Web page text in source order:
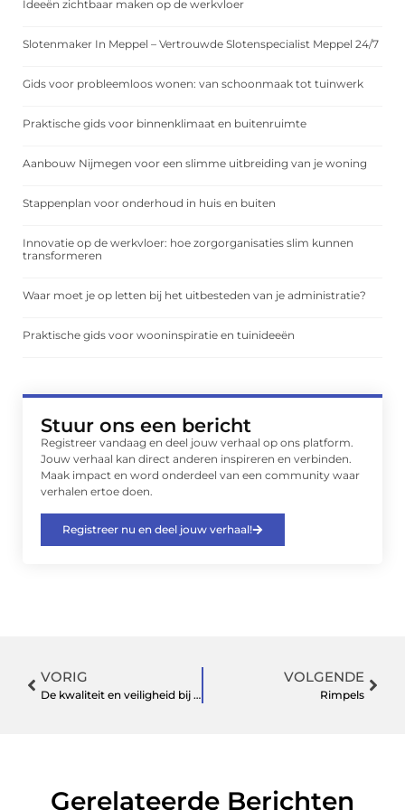
Ideeën zichtbaar maken op de werkvloer
Slotenmaker In Meppel – Vertrouwde Slotenspecialist Meppel 24/7
Gids voor probleemloos wonen: van schoonmaak tot tuinwerk
Praktische gids voor binnenklimaat en buitenruimte
Aanbouw Nijmegen voor een slimme uitbreiding van je woning
Stappenplan voor onderhoud in huis en buiten
Innovatie op de werkvloer: hoe zorgorganisaties slim kunnen
transformeren
Waar moet je op letten bij het uitbesteden van je administratie?
Praktische gids voor wooninspiratie en tuinideeën
Stuur ons een bericht
Registreer vandaag en deel jouw verhaal op ons platform.
Jouw verhaal kan direct anderen inspireren en verbinden.
Maak impact en word onderdeel van een community waar
verhalen ertoe doen.
Registreer nu en deel jouw verhaal!
VORIG
De kwaliteit en veiligheid bij plastische chirurgie
VOLGENDE
Rimpels
Gerelateerde Berichten